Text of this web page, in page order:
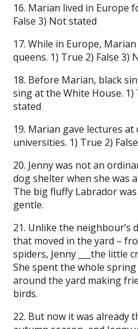
16. Marian lived in Europe
False 3) Not stated
17. While in Europe,
queens. 1) True 2) False 3)
18. Before Marian, black
sing at the White House. 1)
stated
19. Marian gave lectures
universities. 1) True 2)
20. Jenny was not an
dog shelter when she was
The big fluffy Labrador
gentle.
21. Unlike the neighbour’s
that moved in the yard –
spiders, Jenny ___the little
She spent the whole
around the yard making
birds.
22. But now it was already